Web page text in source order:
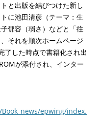
と出版を結びつけた新し
に池田清彦（テーマ：生
郁容（弱さ）などと「往
それを順次ホームページ
了した時点で書籍化され出
が添付され、インター
epwing/index.